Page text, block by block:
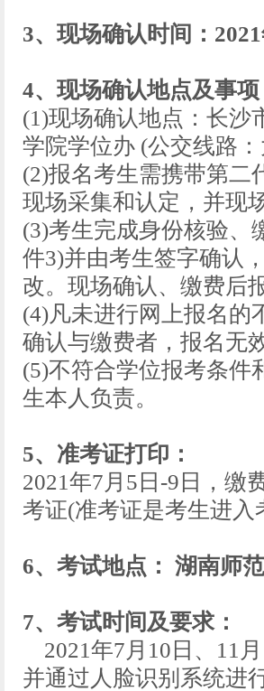
3、现场确认时间：
4、现场确认地点及事项
(1)现场确认地点：长沙
学院学位办 (公交线路
(2)报名考生需携带第二
现场采集和认定，并现
(3)考生完成身份核验、
件3)并由考生签字确认
改。现场确认、缴费后
(4)凡未进行网上报名的
确认与缴费者，报名无效
(5)不符合学位报考条件
生本人负责。
5、准考证打印：
2021年7月5日-9日，缴
考证(准考证是考生进
6、考试地点： 湖南师
7、考试时间及要求：
2021年7月10日、11
并通过人脸识别系统进